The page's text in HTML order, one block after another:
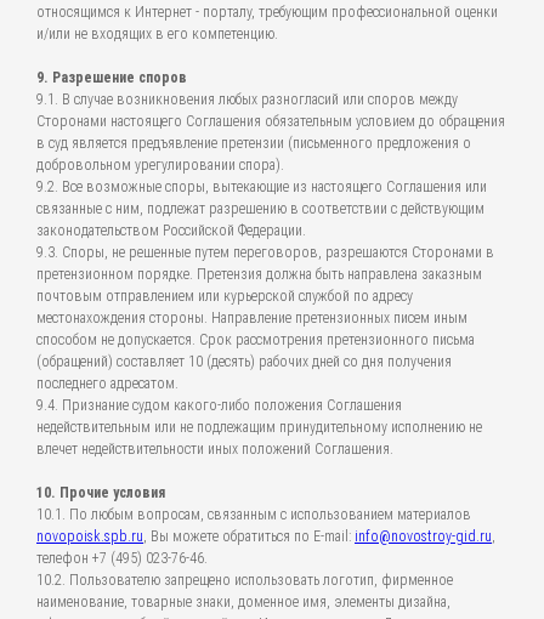
относящимся к Интернет - порталу, требующим профессиональной оценки
и/или не входящих в его компетенцию.
9. Разрешение споров
9.1. В случае возникновения любых разногласий или споров между
Сторонами настоящего Соглашения обязательным условием до обращения
в суд является предъявление претензии (письменного предложения о
добровольном урегулировании спора).
9.2. Все возможные споры, вытекающие из настоящего Соглашения или
связанные с ним, подлежат разрешению в соответствии с действующим
законодательством Российской Федерации.
9.3. Споры, не решенные путем переговоров, разрешаются Сторонами в
претензионном порядке. Претензия должна быть направлена заказным
почтовым отправлением или курьерской службой по адресу
местонахождения стороны. Направление претензионных писем иным
способом не допускается. Срок рассмотрения претензионного письма
(обращений) составляет 10 (десять) рабочих дней со дня получения
последнего адресатом.
9.4. Признание судом какого-либо положения Соглашения
недействительным или не подлежащим принудительному исполнению не
влечет недействительности иных положений Соглашения.
10. Прочие условия
10.1. По любым вопросам, связанным с использованием материалов
novopoisk.spb.ru, Вы можете обратиться по E-mail: info@novostroy-gid.ru,
телефон +7 (495) 023-76-46.
10.2. Пользователю запрещено использовать логотип, фирменное
наименование, товарные знаки, доменное имя, элементы дизайна,